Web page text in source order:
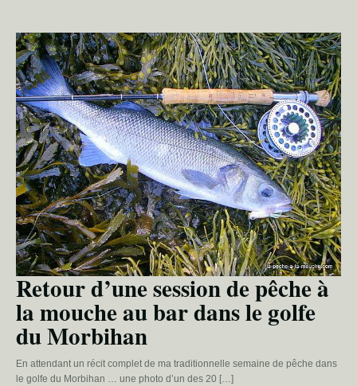
Retour d’une session de pêche à
la mouche au bar dans le golfe
du Morbihan
En attendant un récit complet de ma traditionnelle semaine de pêche dans
le golfe du Morbihan … une photo d’un des 20 […]